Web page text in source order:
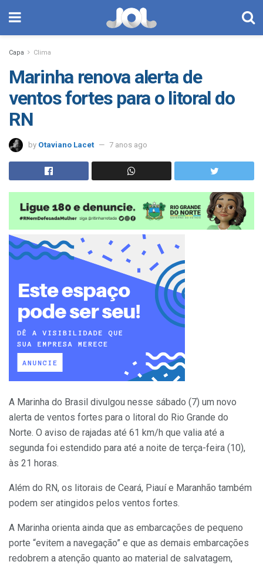
Capa Clima
Marinha renova alerta de
ventos fortes para o litoral do
RN
by Otaviano Lacet 7 anos ago
A Marinha do Brasil divulgou nesse sábado (7) um novo
alerta de ventos fortes para o litoral do Rio Grande do
Norte. O aviso de rajadas até 61 km/h que valia até a
segunda foi estendido para até a noite de terça-feira (10),
às 21 horas.
Além do RN, os litorais de Ceará, Piauí e Maranhão também
podem ser atingidos pelos ventos fortes.
A Marinha orienta ainda que as embarcações de pequeno
porte “evitem a navegação” e que as demais embarcações
redobrem a atenção quanto ao material de salvatagem,